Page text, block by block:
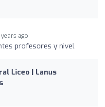
ago
profesores y nivel
Liceo | Lanus